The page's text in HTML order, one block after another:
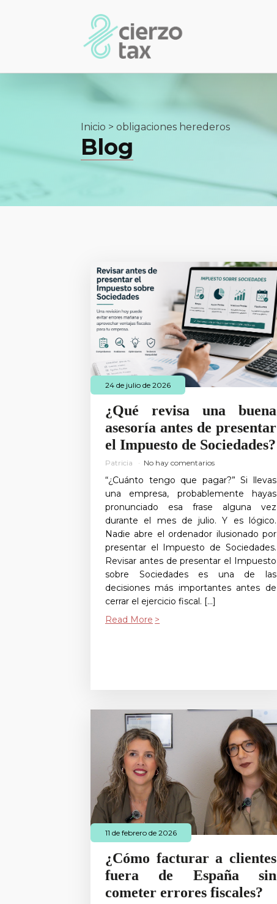
Inicio > obligaciones herederos
Blog
24 de julio de 2026
¿Qué revisa una buena
asesoría antes de presentar
el Impuesto de Sociedades?
Patricia No hay comentarios
“¿Cuánto tengo que pagar?” Si llevas
una empresa, probablemente hayas
pronunciado esa frase alguna vez
durante el mes de julio. Y es lógico.
Nadie abre el ordenador ilusionado por
presentar el Impuesto de Sociedades.
Revisar antes de presentar el Impuesto
sobre Sociedades es una de las
decisiones más importantes antes de
cerrar el ejercicio fiscal. […]
Read More
11 de febrero de 2026
¿Cómo facturar a clientes
fuera de España sin
cometer errores fiscales?